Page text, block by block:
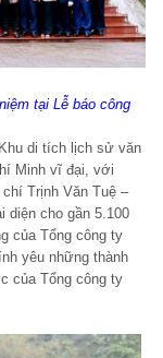
tại Lễ báo công
di tích lịch sử văn
Minh vĩ đại, với
Trịnh Văn Tuệ –
diện cho gần 5.100
của Tổng công ty
yêu những thành
của Tổng công ty